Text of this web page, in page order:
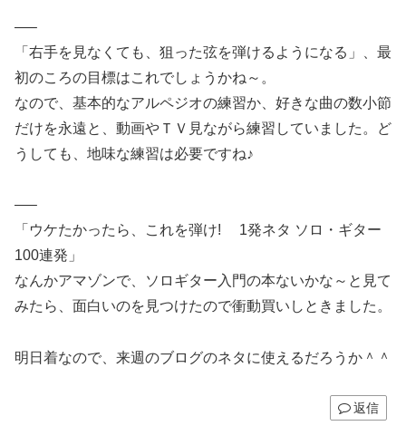
—–
「右手を見なくても、狙った弦を弾けるようになる」、最
初のころの目標はこれでしょうかね～。
なので、基本的なアルペジオの練習か、好きな曲の数小節
だけを永遠と、動画やＴＶ見ながら練習していました。ど
うしても、地味な練習は必要ですね♪
—–
「ウケたかったら、これを弾け! 1発ネタ ソロ・ギター
100連発」
なんかアマゾンで、ソロギター入門の本ないかな～と見て
みたら、面白いのを見つけたので衝動買いしときました。
明日着なので、来週のブログのネタに使えるだろうか＾＾
返信